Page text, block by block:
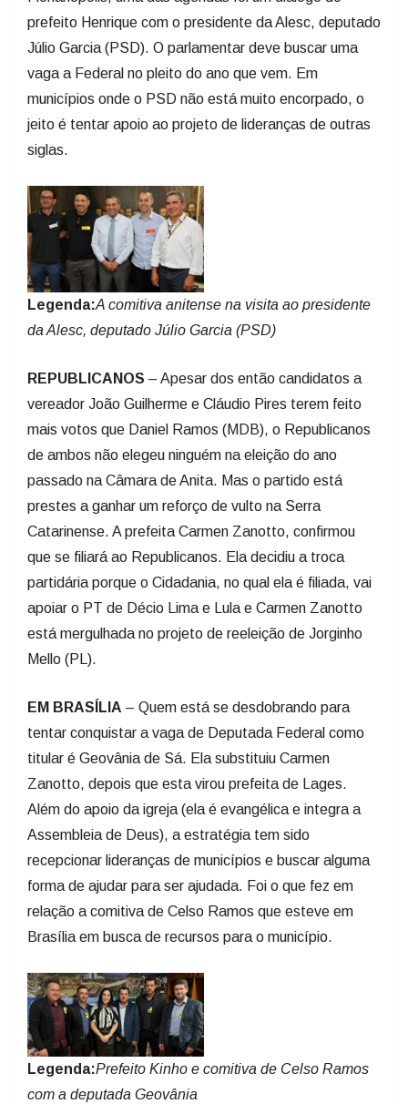
prefeito Henrique com o presidente da Alesc, deputado
Júlio Garcia (PSD). O parlamentar deve buscar uma
vaga a Federal no pleito do ano que vem. Em
municípios onde o PSD não está muito encorpado, o
jeito é tentar apoio ao projeto de lideranças de outras
siglas.
Legenda:A comitiva anitense na visita ao presidente
da Alesc, deputado Júlio Garcia (PSD)
REPUBLICANOS – Apesar dos então candidatos a
vereador João Guilherme e Cláudio Pires terem feito
mais votos que Daniel Ramos (MDB), o Republicanos
de ambos não elegeu ninguém na eleição do ano
passado na Câmara de Anita. Mas o partido está
prestes a ganhar um reforço de vulto na Serra
Catarinense. A prefeita Carmen Zanotto, confirmou
que se filiará ao Republicanos. Ela decidiu a troca
partidária porque o Cidadania, no qual ela é filiada, vai
apoiar o PT de Décio Lima e Lula e Carmen Zanotto
está mergulhada no projeto de reeleição de Jorginho
Mello (PL).
EM BRASÍLIA – Quem está se desdobrando para
tentar conquistar a vaga de Deputada Federal como
titular é Geovânia de Sá. Ela substituiu Carmen
Zanotto, depois que esta virou prefeita de Lages.
Além do apoio da igreja (ela é evangélica e integra a
Assembleia de Deus), a estratégia tem sido
recepcionar lideranças de municípios e buscar alguma
forma de ajudar para ser ajudada. Foi o que fez em
relação a comitiva de Celso Ramos que esteve em
Brasília em busca de recursos para o município.
Legenda:Prefeito Kinho e comitiva de Celso Ramos
com a deputada Geovânia